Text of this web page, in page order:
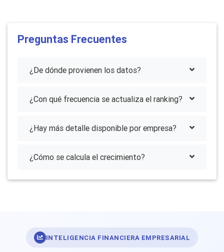
Preguntas Frecuentes
¿De dónde provienen los datos?
¿Con qué frecuencia se actualiza el ranking?
¿Hay más detalle disponible por empresa?
¿Cómo se calcula el crecimiento?
INTELIGENCIA FINANCIERA EMPRESARIAL